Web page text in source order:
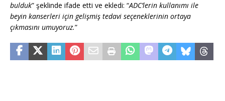
bulduk” şeklinde ifade etti ve ekledi: “ADC’lerin kullanımı ile
beyin kanserleri için gelişmiş tedavi seçeneklerinin ortaya
çıkmasını umuyoruz.”